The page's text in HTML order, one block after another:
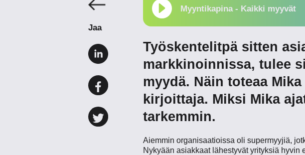
Jaa
Myyntikapina - Kaikki myyvät
Työskentelitpä sitten
markkinoinnissa, tulee
myydä. Näin toteaa
kirjoittaja. Miksi Mika
tarkemmin.
Aiemmin organisaatioissa oli supermyyjiä,
Nykyään asiakkaat lähestyvät yrityksiä